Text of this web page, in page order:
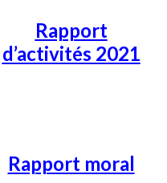
Rapport
d’activités 2021
Rapport moral